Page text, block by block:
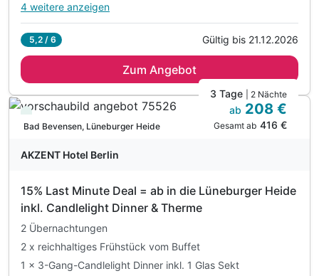
Alle Inklusivleistungen
2 x reichhaltiges Frühstück vom Buffet
1 x Eintritt Erlebnisbad mit Sauna**
2 x 30 Minuten Thai Massage
inkl. Nutzung Freizeit-und Fitnessraum
4 weitere anzeigen
5,2 / 6 Gültig bis 21.12.2026
Zum Angebot
Viele Termine frei
Bad Bevensen, Lüneburger Heide
3 Tage | 2 Nächte
ab 208 €
Gesamt ab 416 €
AKZENT Hotel Berlin
15% Last Minute Deal = ab in die Lüneburger Heide
inkl. Candlelight Dinner & Therme
2 Übernachtungen
2 x reichhaltiges Frühstück vom Buffet
1 x 3-Gang-Candlelight Dinner inkl. 1 Glas Sekt